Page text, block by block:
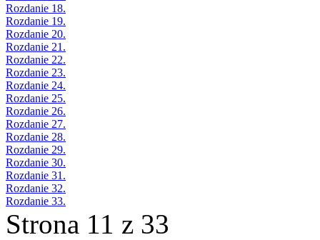
Rozdanie 18.
Rozdanie 19.
Rozdanie 20.
Rozdanie 21.
Rozdanie 22.
Rozdanie 23.
Rozdanie 24.
Rozdanie 25.
Rozdanie 26.
Rozdanie 27.
Rozdanie 28.
Rozdanie 29.
Rozdanie 30.
Rozdanie 31.
Rozdanie 32.
Rozdanie 33.
Strona 11 z 33